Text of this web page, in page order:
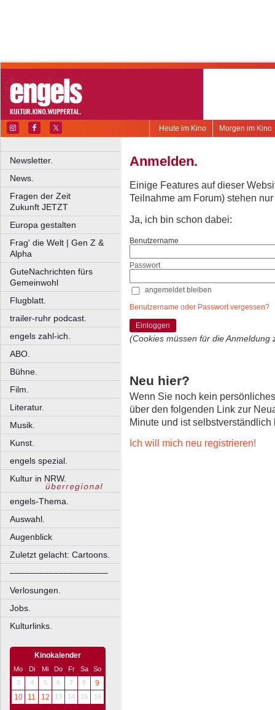
Morgen im Kino
Heute im Kino
Newsletter.
News.
Fragen der Zeit
Zukunft JETZT
Europa gestalten
Frag' die Welt | Gen Z &
Alpha
GuteNachrichten fürs
Gemeinwohl
Flugblatt.
trailer-ruhr podcast.
engels zahl-ich.
ABO.
Bühne.
Film.
Literatur.
Musik.
Kunst.
engels spezial.
Kultur in NRW.
engels-Thema.
Auswahl.
Augenblick
Zuletzt gelacht: Cartoons.
––––––––––––––––––––
Verlosungen.
Jobs.
Kulturlinks.
Kinokalender
Mo Di Mi Do Fr Sa
So
3
4 5 6 7 8
9
10
11 12 13 14 15 16
Anmelden.
Einige Features auf dieser
Teilnahme am Forum) stehen
Ja, ich bin schon dabei:
Benutzername
Passwort
angemeldet bleiben
Benutzername oder Passwort vergessen?
Einloggen
(Cookies müssen für die Anmeldung
Neu hier?
Wenn Sie noch kein
über den folgenden Link zur
Minute und ist selbstverständlich
Ich will mich neu registrieren!